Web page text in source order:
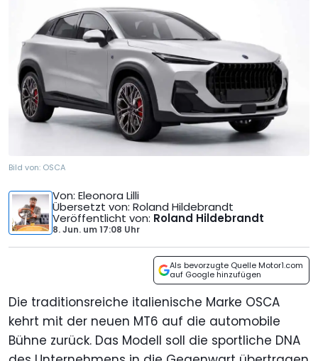
Bild von: OSCA
Von: Eleonora Lilli
Übersetzt von: Roland Hildebrandt
Veröffentlicht von: Roland Hildebrandt
8. Jun. um17:08 Uhr
Als bevorzugte Quelle Motor1.com
auf Google hinzufügen
Die traditionsreiche italienische Marke OSCA
kehrt mit der neuen MT6 auf die automobile
Bühne zurück. Das Modell soll die sportliche DNA